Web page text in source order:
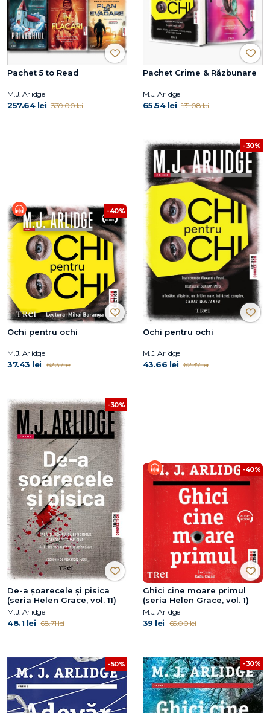
Pachet 5 to Read
M.J. Arlidge
257.64 lei 339.00 lei
Pachet Crime & Răzbunare
M.J. Arlidge
65.54 lei 131.08 lei
-40%
Ochi pentru ochi
M.J. Arlidge
37.43 lei 62.37 lei
-30%
Ochi pentru ochi
M.J. Arlidge
43.66 lei 62.37 lei
-30%
De-a șoarecele și pisica
(seria Helen Grace, vol. 11)
M.J. Arlidge
48.1 lei 68.71 lei
-40%
Ghici cine moare primul
(seria Helen Grace, vol. 1)
M.J. Arlidge
39 lei 65.00 lei
-50% -30%